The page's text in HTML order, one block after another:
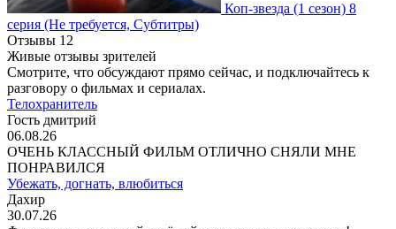
Коп-звезда (1 сезон) 8
серия (Не требуется, Субтитры)
Отзывы 12
Живые отзывы зрителей
Смотрите, что обсуждают прямо сейчас, и подключайтесь к
разговору о фильмах и сериалах.
Телохранитель
Гость дмитрий
06.08.26
ОЧЕНЬ КЛАССНЫЙ ФИЛЬМ ОТЛИЧНО СНЯЛИ МНЕ
ПОНРАВИЛСЯ
Убежать, догнать, влюбиться
Дахир
30.07.26